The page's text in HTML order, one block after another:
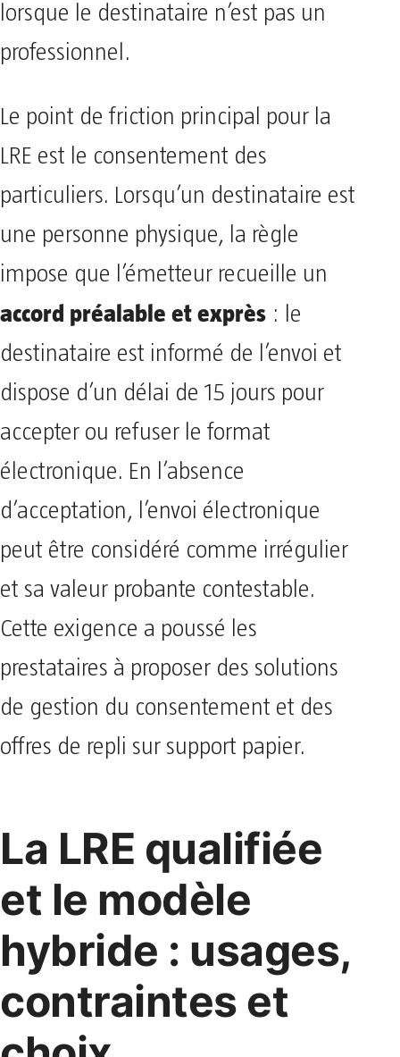
lorsque le destinataire n’est pas un
professionnel.
Le point de friction principal pour la
LRE est le consentement des
particuliers. Lorsqu’un destinataire est
une personne physique, la règle
impose que l’émetteur recueille un
accord préalable et exprès : le
destinataire est informé de l’envoi et
dispose d’un délai de 15 jours pour
accepter ou refuser le format
électronique. En l’absence
d’acceptation, l’envoi électronique
peut être considéré comme irrégulier
et sa valeur probante contestable.
Cette exigence a poussé les
prestataires à proposer des solutions
de gestion du consentement et des
offres de repli sur support papier.
La LRE qualifiée
et le modèle
hybride : usages,
contraintes et